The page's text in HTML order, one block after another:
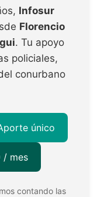
Infosur
Florencio
. Tu apoyo
policiales,
conurbano
único
/ mes
contando las